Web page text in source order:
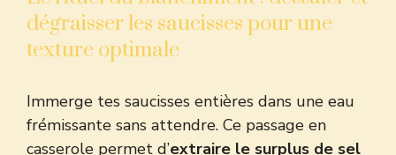
dégraisser les saucisses pour une
texture optimale
Immerge tes saucisses entières dans une eau
frémissante sans attendre. Ce passage en
casserole permet d’extraire le surplus de sel